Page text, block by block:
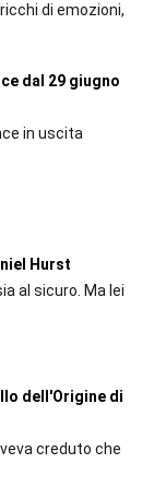
di emozioni,
dal 29 giugno
in uscita
Hurst
al sicuro. Ma lei
dell'Origine di
creduto che